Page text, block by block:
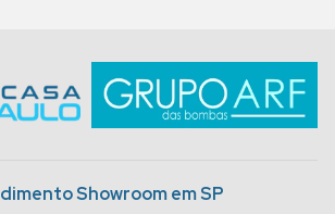
Showroom em SP